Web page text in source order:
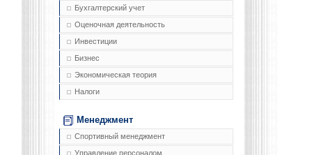
Бухгалтерский учет
Оценочная деятельность
Инвестиции
Бизнес
Экономическая теория
Налоги
Менеджмент
Спортивный менеджмент
Управление персоналом